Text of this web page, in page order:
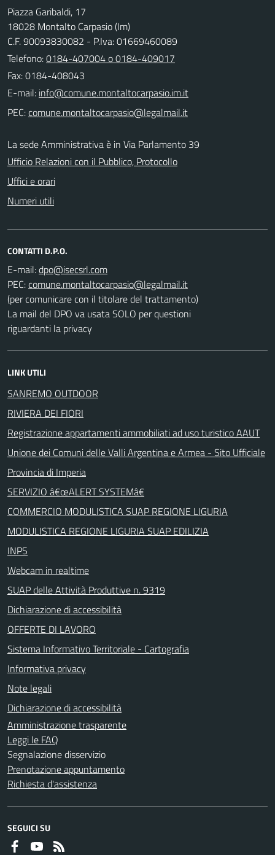
Piazza Garibaldi, 17
18028 Montalto Carpasio (Im)
C.F. 90093830082 - P.Iva: 01669460089
Telefono:0184-407004 o 0184-409017
Fax: 0184-408043
E-mail:
PEC:
La sede Amministrativa è in Via Parlamento 39
Ufficio Relazioni con il Pubblico, Protocollo
Uffici e orari
Numeri utili
CONTATTI D.P.O.
E-mail:
PEC:
(per comunicare con il titolare del trattamento)
La mail del DPO va usata SOLO per questioni
riguardanti la privacy
LINK UTILI
SANREMO OUTDOOR
RIVIERA DEI FIORI
Registrazione appartamenti ammobiliati ad uso turistico AAUT
Unione dei Comuni delle Valli Argentina e Armea - Sito Ufficiale
Provincia di Imperia
SERVIZIO â€œALERT SYSTEMâ€
COMMERCIO MODULISTICA SUAP REGIONE LIGURIA
MODULISTICA REGIONE LIGURIA SUAP EDILIZIA
INPS
Webcam in realtime
SUAP delle Attività Produttive n. 9319
Dichiarazione di accessibilità
OFFERTE DI LAVORO
Sistema Informativo Territoriale - Cartografia
Informativa privacy
Note legali
Dichiarazione di accessibilità
Amministrazione trasparente
Leggi le FAQ
Segnalazione disservizio
Prenotazione appuntamento
Richiesta d'assistenza
SEGUICI SU